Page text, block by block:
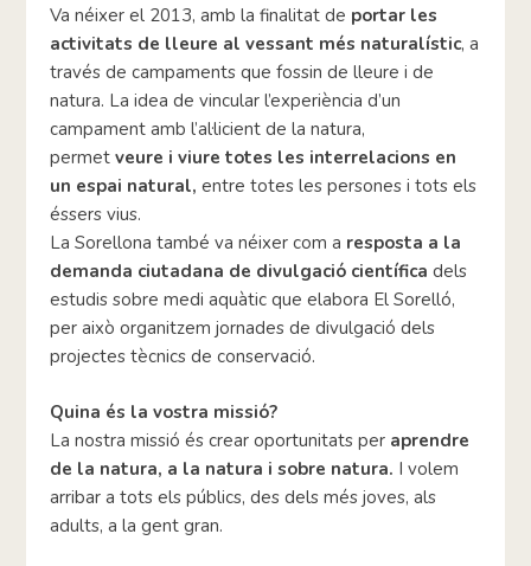
Va néixer el 2013, amb la finalitat de portar les
activitats de lleure al vessant més naturalístic, a
través de campaments que fossin de lleure i de
natura. La idea de vincular l’experiència d’un
campament amb l’al·licient de la natura,
permet veure i viure totes les interrelacions en
un espai natural, entre totes les persones i tots els
éssers vius.
La Sorellona també va néixer com a resposta a la
demanda ciutadana de divulgació científica dels
estudis sobre medi aquàtic que elabora El Sorelló,
per això organitzem jornades de divulgació dels
projectes tècnics de conservació.
Quina és la vostra missió?
La nostra missió és crear oportunitats per aprendre
de la natura, a la natura i sobre natura. I volem
arribar a tots els públics, des dels més joves, als
adults, a la gent gran.